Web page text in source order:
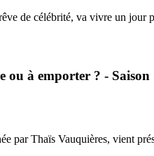
de célébrité, va vivre un jour
ou à emporter ? - Saison
par Thaïs Vauquières, vient